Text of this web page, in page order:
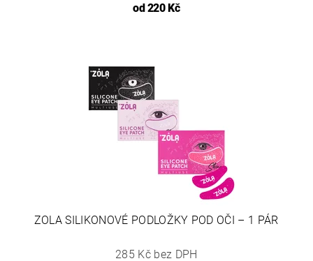
od220 Kč
ZOLA SILIKONOVÉ PODLOŽKY POD OČI – 1 PÁR
285 Kč bez DPH